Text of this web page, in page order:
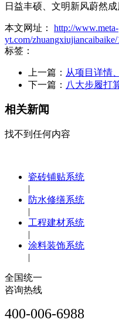
日益丰硕、文明新风蔚然成
本文网址： http://www.meta-
yt.com/
标签：
上一篇： 从项目详情
下一篇： 八大步履打
相关新闻
找不到任何内容
瓷砖铺贴系统
|
防水修缮系统
|
工程建材系统
|
涂料装饰系统
|
全国统一
咨询热线
400-006-6988